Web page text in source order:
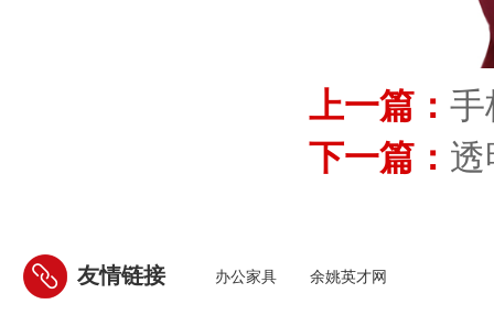
上一篇： 手
下一篇： 透
友情链接 办公家具 余姚英才网